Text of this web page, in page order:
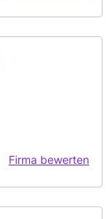
Firma bewerten